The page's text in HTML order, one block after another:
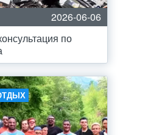
2026-06-06
по